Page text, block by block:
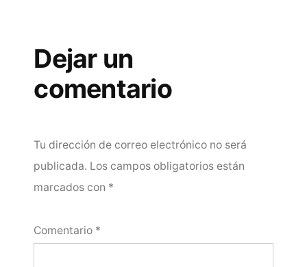
Dejar un
comentario
Tu dirección de correo electrónico no será
publicada. Los campos obligatorios están
marcados con *
Comentario *